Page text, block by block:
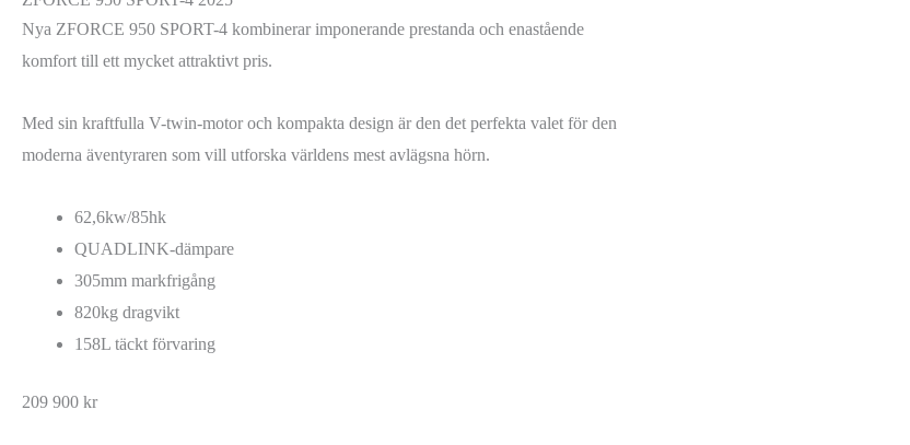
Nya ZFORCE 950 SPORT-4 kombinerar imponerande prestanda och enastående
komfort till ett mycket attraktivt pris.
Med sin kraftfulla V-twin-motor och kompakta design är den det perfekta valet för den
moderna äventyraren som vill utforska världens mest avlägsna hörn.
62,6kw/85hk
QUADLINK-dämpare
305mm markfrigång
820kg dragvikt
158L täckt förvaring
209 900 kr